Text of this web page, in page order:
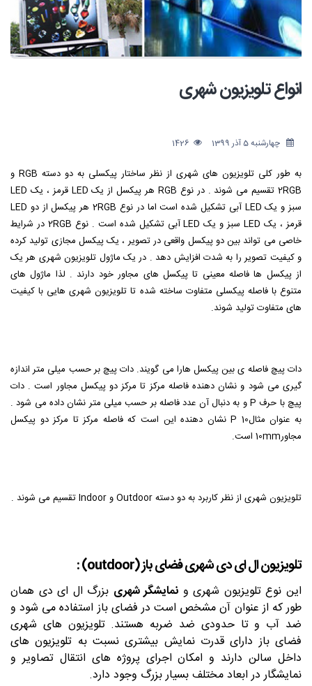
انواع تلویزیون شهری
چهارشنبه 5 آذر 1399
به طور کلی تلویزیون های شهری از نظر ساختار پیکسلی به دو دسته RGB و
2RGB تقسیم می شوند . در نوع RGB هر پیکسل از یک LED قرمز ، یک LED
سبز و یک LED آبی تشکیل شده است اما در نوع 2RGB هر پیکسل از دو LED
قرمز ، یک LED سبز و یک LED آبی تشکیل شده است . نوع 2RGB در شرایط
خاصی می تواند بین دو پیکسل واقعی در تصویر ، یک پیکسل مجازی تولید کرده
و کیفیت تصویر را به شدت افزایش دهد . در یک ماژول تلویزیون شهری هر یک
از پیکسل ها فاصله معینی تا پیکسل های مجاور خود دارند . لذا ماژول های
متنوع با فاصله پیکسلی متفاوت ساخته شده تا تلویزیون شهری هایی با کیفیت
های متفاوت تولید شوند.
دات پیچ فاصله ی بین پیکسل هارا می گویند. دات پیچ بر حسب میلی متر اندازه
گیری می شود و نشان دهنده فاصله مرکز تا مرکز دو پیکسل مجاور است . دات
پیچ با حرف P و به دنبال آن عدد فاصله بر حسب میلی متر نشان داده می شود .
به عنوان مثال10 P نشان دهنده این است که فاصله مرکز تا مرکز دو پیکسل
مجاور10mm است.
تلویزیون شهری از نظر کاربرد به دو دسته Outdoor و Indoor تقسیم می شوند .
تلویزیون ال ای دی شهری فضای باز (outdoor) :
این نوع تلویزیون شهری و نمایشگر شهری بزرگ ال ای دی همان
طور که از عنوان آن مشخص است در فضای باز استفاده می شود و
ضد آب و تا حدودی ضد ضربه هستند. تلویزیون های شهری
فضای باز دارای قدرت نمایش بیشتری نسبت به تلویزیون های
داخل سالن دارند و امکان اجرای پروژه های انتقال تصاویر و
نمایشگار در ابعاد مختلف بسیار بزرگ وجود دارد.